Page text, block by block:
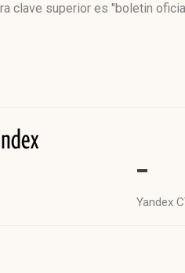
clave superior es "boletin
-
Yandex